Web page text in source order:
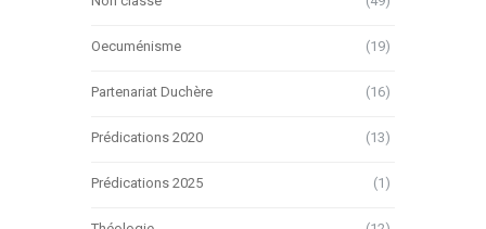
Oecuménisme (19)
Partenariat Duchère (16)
Prédications 2020 (13)
Prédications 2025 (1)